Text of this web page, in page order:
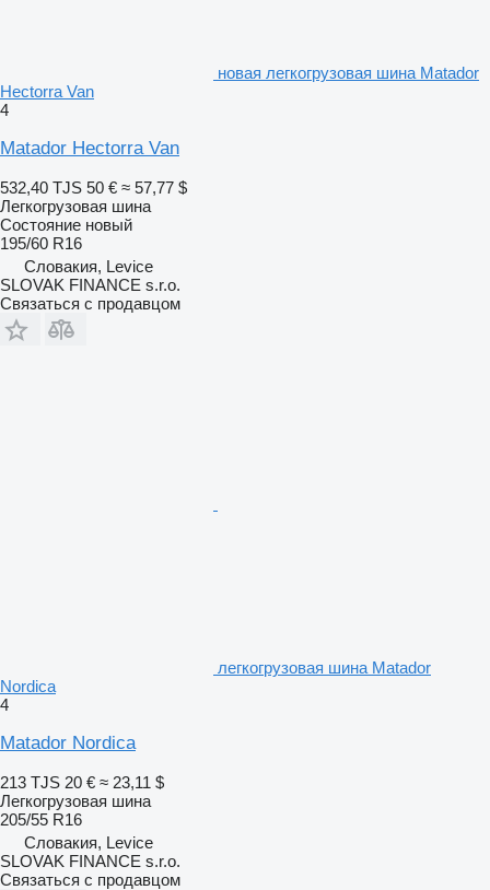
новая легкогрузовая шина Matador
Hectorra Van
4
Matador Hectorra Van
532,40 TJS 50 € ≈ 57,77 $
Легкогрузовая шина
Состояние новый
195/60 R16
Словакия, Levice
SLOVAK FINANCE s.r.o.
Связаться с продавцом
легкогрузовая шина Matador
Nordica
4
Matador Nordica
213 TJS 20 € ≈ 23,11 $
Легкогрузовая шина
205/55 R16
Словакия, Levice
SLOVAK FINANCE s.r.o.
Связаться с продавцом